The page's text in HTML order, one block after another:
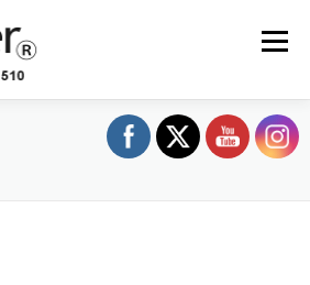
メニュー
ブログ